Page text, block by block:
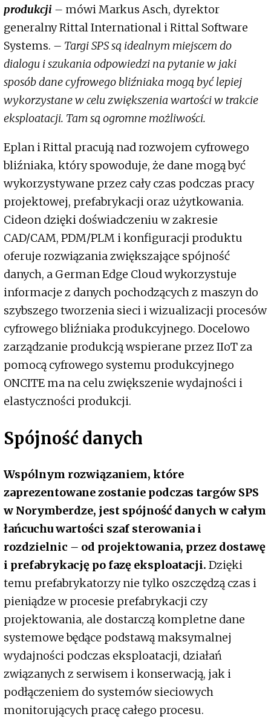
produkcji – mówi Markus Asch, dyrektor
generalny Rittal International i Rittal Software
Systems. – Targi SPS są idealnym miejscem do
dialogu i szukania odpowiedzi na pytanie w jaki
sposób dane cyfrowego bliźniaka mogą być lepiej
wykorzystane w celu zwiększenia wartości w trakcie
eksploatacji. Tam są ogromne możliwości.
Eplan i Rittal pracują nad rozwojem cyfrowego
bliźniaka, który spowoduje, że dane mogą być
wykorzystywane przez cały czas podczas pracy
projektowej, prefabrykacji oraz użytkowania.
Cideon dzięki doświadczeniu w zakresie
CAD/CAM, PDM/PLM i konfiguracji produktu
oferuje rozwiązania zwiększające spójność
danych, a German Edge Cloud wykorzystuje
informacje z danych pochodzących z maszyn do
szybszego tworzenia sieci i wizualizacji procesów
cyfrowego bliźniaka produkcyjnego. Docelowo
zarządzanie produkcją wspierane przez IIoT za
pomocą cyfrowego systemu produkcyjnego
ONCITE ma na celu zwiększenie wydajności i
elastyczności produkcji.
Spójność danych
Wspólnym rozwiązaniem, które
zaprezentowane zostanie podczas targów SPS
w Norymberdze, jest spójność danych w całym
łańcuchu wartości szaf sterowania i
rozdzielnic – od projektowania, przez dostawę
i prefabrykację po fazę eksploatacji. Dzięki
temu prefabrykatorzy nie tylko oszczędzą czas i
pieniądze w procesie prefabrykacji czy
projektowania, ale dostarczą kompletne dane
systemowe będące podstawą maksymalnej
wydajności podczas eksploatacji, działań
związanych z serwisem i konserwacją, jak i
podłączeniem do systemów sieciowych
monitorujących pracę całego procesu.